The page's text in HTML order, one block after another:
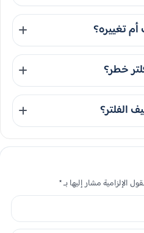
الهواء، ما قد يزعج المصابين
تغييره؟
للغسل تُنظف وتجفف جيدًا، أما
استبدالها.
خطر؟
الداخلية، ما قد يضعف أداء
الفلتر؟
فحص المكيف فنيًا.
الإلزامية مشار إليها بـ *